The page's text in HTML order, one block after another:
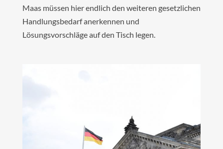
Maas müssen hier endlich den weiteren gesetzlichen
Handlungsbedarf anerkennen und
Lösungsvorschläge auf den Tisch legen.